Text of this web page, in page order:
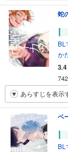
蛇
BL
か
3.4
あらすじを表示
ベ
BL